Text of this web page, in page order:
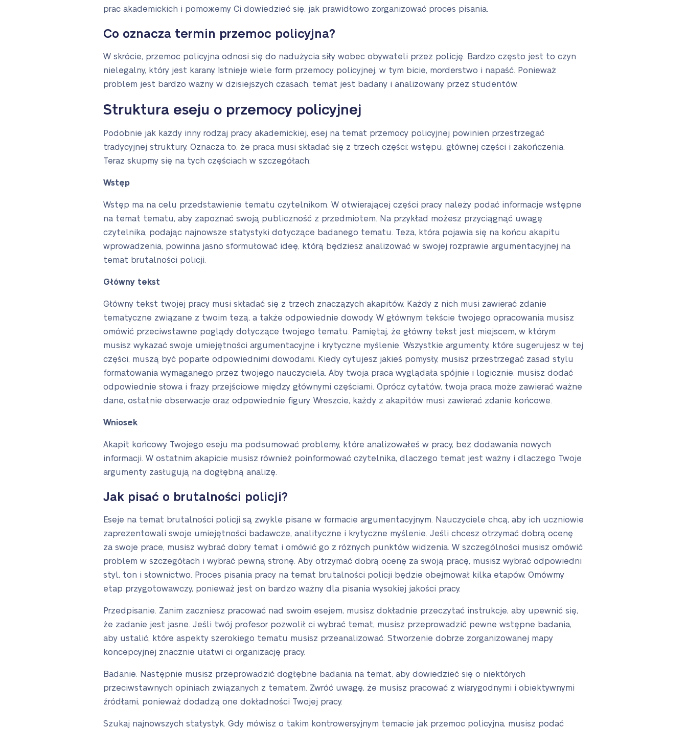
prac akademickich i pomожemy Ci dowiedzieć się, jak prawidłowo zorganizować proces pisania.
Co oznacza termin przemoc policyjna?
W skrócie, przemoc policyjna odnosi się do nadużycia siły wobec obywateli przez policję. Bardzo często jest to czyn
nielegalny, który jest karany. Istnieje wiele form przemocy policyjnej, w tym bicie, morderstwo i napaść. Ponieważ
problem jest bardzo ważny w dzisiejszych czasach, temat jest badany i analizowany przez studentów.
Struktura eseju o przemocy policyjnej
Podobnie jak każdy inny rodzaj pracy akademickiej, esej na temat przemocy policyjnej powinien przestrzegać
tradycyjnej struktury. Oznacza to, że praca musi składać się z trzech części: wstępu, głównej części i zakończenia.
Teraz skupmy się na tych częściach w szczegółach:
Wstęp
Wstęp ma na celu przedstawienie tematu czytelnikom. W otwierającej części pracy należy podać informacje wstępne
na temat tematu, aby zapoznać swoją publiczność z przedmiotem. Na przykład możesz przyciągnąć uwagę
czytelnika, podając najnowsze statystyki dotyczące badanego tematu. Teza, która pojawia się na końcu akapitu
wprowadzenia, powinna jasno sformułować ideę, którą będziesz analizować w swojej rozprawie argumentacyjnej na
temat brutalności policji.
Główny tekst
Główny tekst twojej pracy musi składać się z trzech znaczązych akapitów. Każdy z nich musi zawierać zdanie
tematyczne związane z twoim tezą, a także odpowiednie dowody. W głównym tekście twojego opracowania musisz
omówić przeciwstawne poglądy dotyczące twojego tematu. Pamiętaj, że główny tekst jest miejscem, w którym
musisz wykazać swoje umiejętności argumentacyjne i krytyczne myślenie. Wszystkie argumenty, które sugerujesz w tej
części, muszą być poparte odpowiednimi dowodami. Kiedy cytujesz jakieś pomysły, musisz przestrzegać zasad stylu
formatowania wymaganego przez twojego nauczyciela. Aby twoja praca wyglądała spójnie i logicznie, musisz dodać
odpowiednie słowa i frazy przejściowe między głównymi częściami. Oprócz cytatów, twoja praca może zawierać ważne
dane, ostatnie obserwacje oraz odpowiednie figury. Wreszcie, każdy z akapitów musi zawierać zdanie końcowe.
Wniosek
Akapit końcowy Twojego eseju ma podsumować problemy, które analizowałeś w pracy, bez dodawania nowych
informacji. W ostatnim akapicie musisz również poinformować czytelnika, dlaczego temat jest ważny i dlaczego Twoje
argumenty zasługują na dogłębną analizę.
Jak pisać o brutalności policji?
Eseje na temat brutalności policji są zwykle pisane w formacie argumentacyjnym. Nauczyciele chcą, aby ich uczniowie
zaprezentowali swoje umiejętności badawcze, analityczne i krytyczne myślenie. Jeśli chcesz otrzymać dobrą ocenę
za swoje prace, musisz wybrać dobry temat i omówić go z różnych punktów widzenia. W szczególności musisz omówić
problem w szczegółach i wybrać pewną stronę. Aby otrzymać dobrą ocenę za swoją pracę, musisz wybrać odpowiedni
styl, ton i słownictwo. Proces pisania pracy na temat brutalności policji będzie obejmował kilka etapów. Omówmy
etap przygotowawczy, ponieważ jest on bardzo ważny dla pisania wysokiej jakości pracy.
Przedpisanie. Zanim zaczniesz pracować nad swoim esejem, musisz dokładnie przeczytać instrukcje, aby upewnić się,
że zadanie jest jasne. Jeśli twój profesor pozwolił ci wybrać temat, musisz przeprowadzić pewne wstępne badania,
aby ustalić, które aspekty szerokiego tematu musisz przeanalizować. Stworzenie dobrze zorganizowanej mapy
koncepcyjnej znacznie ułatwi ci organizację pracy.
Badanie. Następnie musisz przeprowadzić dogłębne badania na temat, aby dowiedzieć się o niektórych
przeciwstawnych opiniach związanych z tematem. Zwróć uwagę, że musisz pracować z wiarygodnymi i obiektywnymi
źródłami, ponieważ dodadzą one dokładności Twojej pracy.
Szukaj najnowszych statystyk. Gdy mówisz o takim kontrowersyjnym temacie jak przemoc policyjna, musisz podać